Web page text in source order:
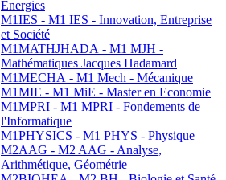
Energies
M1IES - M1 IES - Innovation, Entreprise
et Société
M1MATHJHADA - M1 MJH -
Mathématiques Jacques Hadamard
M1MECHA - M1 Mech - Mécanique
M1MIE - M1 MiE - Master en Economie
M1MPRI - M1 MPRI - Fondements de
l'Informatique
M1PHYSICS - M1 PHYS - Physique
M2AAG - M2 AAG - Analyse,
Arithmétique, Géométrie